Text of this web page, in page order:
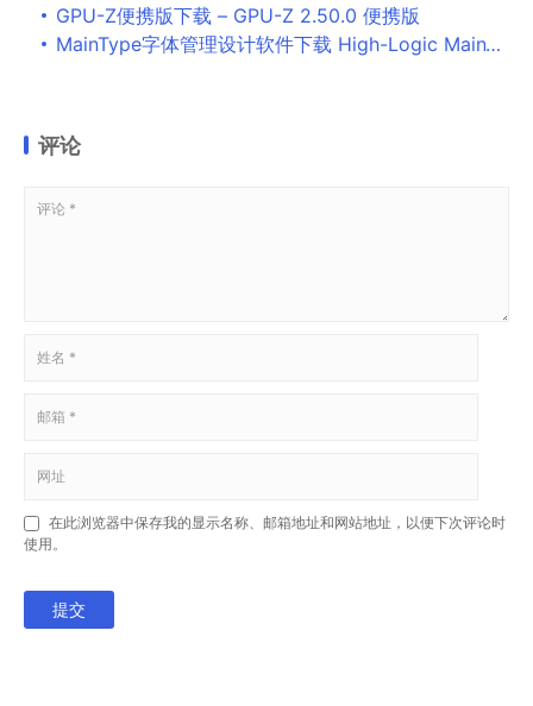
GPU-Z便携版下载 – GPU-Z 2.50.0 便携版
MainType字体管理设计软件下载 High-Logic MainType(字体管理设计工具) v11.0.0.1277 32位 VIP破解版(附激活教程+注册机)
评论
在此浏览器中保存我的显示名称、邮箱地址和网站地址，以便下次评论时
使用。
提交